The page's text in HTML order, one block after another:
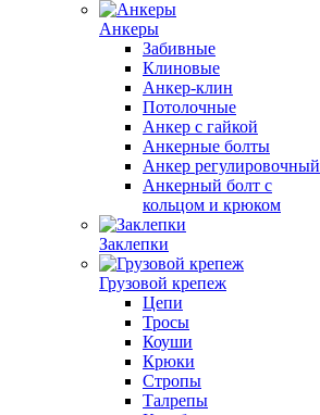
Анкеры
Забивные
Клиновые
Анкер-клин
Потолочные
Анкер с гайкой
Анкерные болты
Анкер регулировочный
Анкерный болт с
кольцом и крюком
Заклепки
Грузовой крепеж
Цепи
Тросы
Коуши
Крюки
Стропы
Талрепы